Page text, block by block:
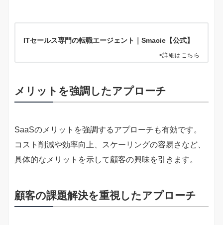
ITセールス専門の転職エージェント｜Smacie【公式】
>詳細はこちら
メリットを強調したアプローチ
SaaSのメリットを強調するアプローチも有効です。
コスト削減や効率向上、スケーリングの容易さなど、
具体的なメリットを示して顧客の興味を引きます。
顧客の課題解決を重視したアプローチ